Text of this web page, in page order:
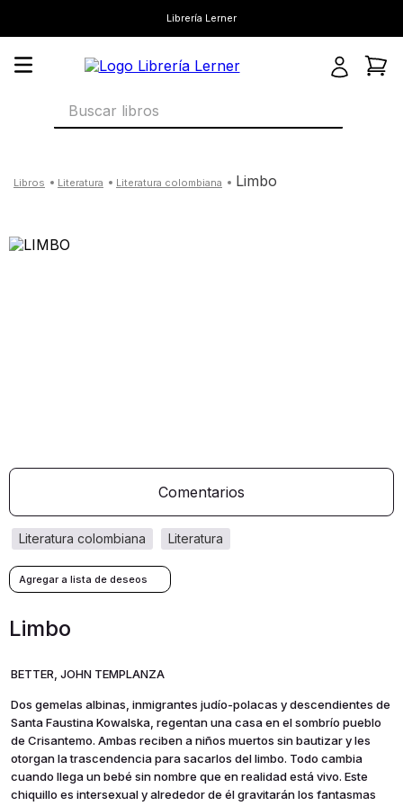
Librería Lerner
Buscar libros
literatura literatura colombiana limbo
Comentarios
literatura
literatura colombiana
Limbo
BETTER, JOHN TEMPLANZA
Dos gemelas albinas, inmigrantes judío-polacas y descendientes de
Santa Faustina Kowalska, regentan una casa en el sombrío pueblo
de Crisantemo. Ambas reciben a niños muertos sin bautizar y les
otorgan la trascendencia para sacarlos del limbo. Todo cambia
cuando llega un bebé sin nombre que en realidad está vivo. Este
chiquillo es intersexual y alrededor de él gravitarán los fantasmas